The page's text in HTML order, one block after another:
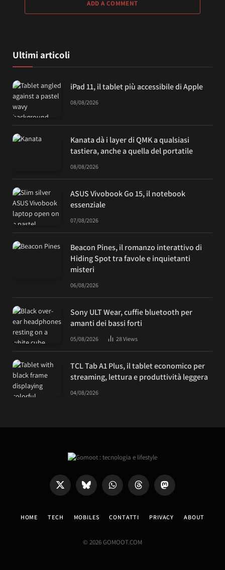
ADD A COMMENT
Ultimi articoli
iPad 11, il tablet più accessibile di Apple
08/08/2026
Kanata dà i layer di QMK a qualsiasi
tastiera, anche a quella del portatile
08/08/2026
ASUS Vivobook Go 15, il notebook
essenziale
07/08/2026
Beacon Pines, il romanzo interattivo di
Hiding Spot tra favole e inquietanti
misteri
06/08/2026
Sony ULT Wear, cuffie bluetooth per
amanti dei bassi forti
05/08/2026 28Views
TCL Tab A1 Plus, il tablet economico per
streaming, lettura e produttività leggera
04/08/2026
X
Bluesky WhatsAppThreads Mastodon
HOME TECH MOBILES CONTATTI PRIVACY ABOUT
© 2026 GOMOOT.COM